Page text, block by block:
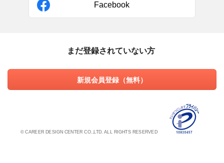
Facebook
まだ登録されていない方
新規会員登録（無料）
© CAREER DESIGN CENTER CO.,LTD. ALL RIGHTS RESERVED